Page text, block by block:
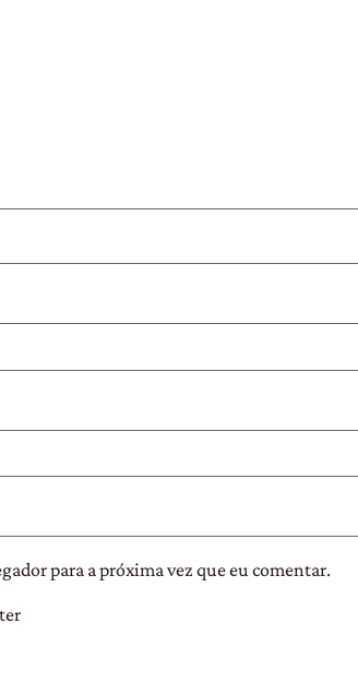
para a próxima vez que eu comentar.